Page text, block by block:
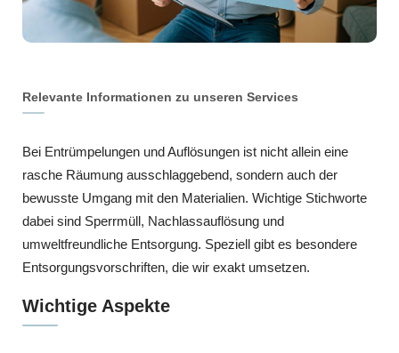
Relevante Informationen zu unseren Services
Bei Entrümpelungen und Auflösungen ist nicht allein eine
rasche Räumung ausschlaggebend, sondern auch der
bewusste Umgang mit den Materialien. Wichtige Stichworte
dabei sind Sperrmüll, Nachlassauflösung und
umweltfreundliche Entsorgung. Speziell gibt es besondere
Entsorgungsvorschriften, die wir exakt umsetzen.
Wichtige Aspekte